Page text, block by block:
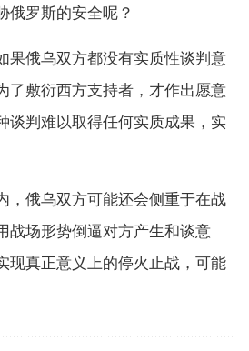
俄罗斯的安全呢？
俄乌双方都没有实质性谈判意
了敷衍西方支持者，才作出愿意
谈判难以取得任何实质成果，实
俄乌双方可能还会侧重于在战
战场形势倒逼对方产生和谈意
现真正意义上的停火止战，可能